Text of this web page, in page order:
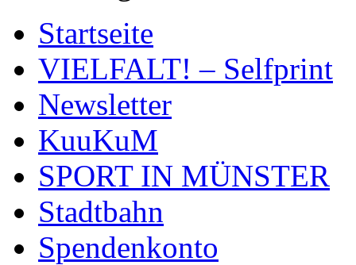
Startseite
VIELFALT! – Selfprint
Newsletter
KuuKuM
SPORT IN MÜNSTER
Stadtbahn
Spendenkonto